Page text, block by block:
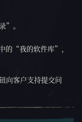
”。
的“我的软件库”，
向客户支持提交问